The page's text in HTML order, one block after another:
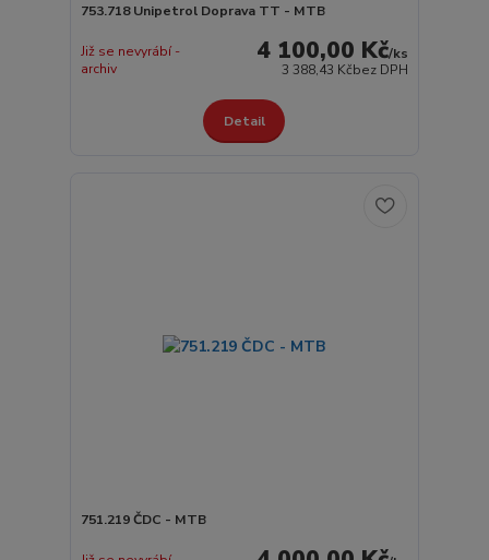
753.718 Unipetrol Doprava TT - MTB
4 100,00 Kč/ks
3 388,43 Kčbez DPH
Již se nevyrábí -
archiv
Detail
751.219 ČDC - MTB